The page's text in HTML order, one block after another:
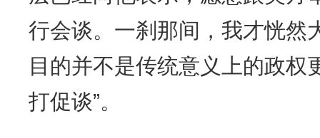
行会谈。一刹那间，我才恍然
目的并不是传统意义上的政权
打促谈”。